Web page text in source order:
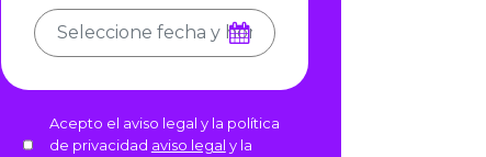
Acepto el aviso legal y la política
de privacidad aviso legal y la